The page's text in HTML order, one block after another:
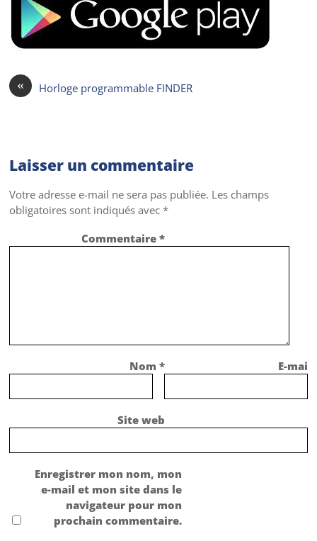
« Horloge programmable FINDER
Laisser un commentaire
Votre adresse e-mail ne sera pas publiée. Les champs
obligatoires sont indiqués avec*
Commentaire*
Nom* E-mail
Site web
Enregistrer mon nom, mon
e-mail et mon site dans le
navigateur pour mon
prochain commentaire.